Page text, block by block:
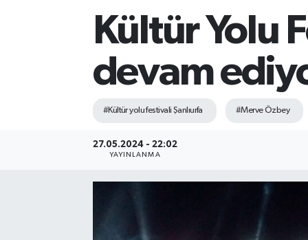
Kültür Yolu
devam
#Kültür yolu festivali Şanlıurfa #Merve Özbey
27.05.2024 - 22:02
YAYINLANMA
Süper Lig Puan Durumu ve Fikstür
Tüm Manşetler
Son Dakika Haberleri
Haber Arşivi